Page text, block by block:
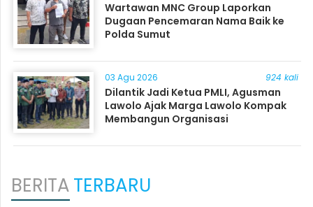
Wartawan MNC Group Laporkan
Dugaan Pencemaran Nama Baik ke
Polda Sumut
03 Agu 2026 924 kali
Dilantik Jadi Ketua PMLI, Agusman
Lawolo Ajak Marga Lawolo Kompak
Membangun Organisasi
BERITATERBARU